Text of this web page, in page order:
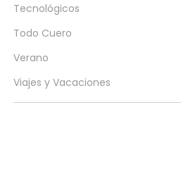
Tecnológicos
Todo Cuero
Verano
Viajes y Vacaciones